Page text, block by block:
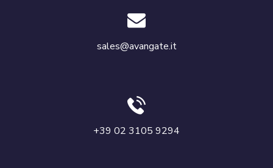
sales@avangate.it
+39 02 3105 9294